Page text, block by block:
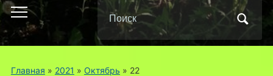
Переключить
мобильное
меню
Поиск
по:
Главная » 2021 » Октябрь » 22